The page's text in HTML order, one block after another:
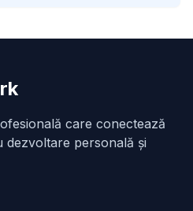
care conectează
personală și